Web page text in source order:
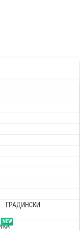
ГРАДИНСКИ
NEW